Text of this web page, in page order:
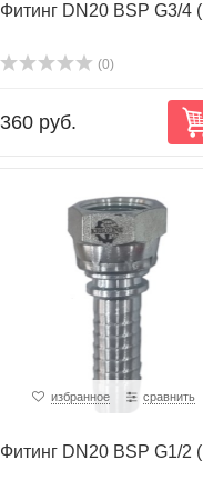
Фитинг DN20 BSP G3/4
(0)
360 руб.
избранное сравнить
Фитинг DN20 BSP G1/2